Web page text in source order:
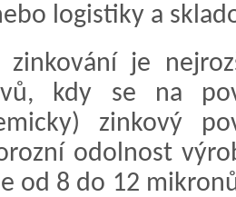
logistiky a
zinkování je
kdy se na
zinkový
odolnost
od 8 do 12